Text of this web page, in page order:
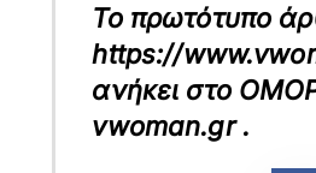
Το πρωτότυπο
https://
ανήκει στο
vwoman.gr.